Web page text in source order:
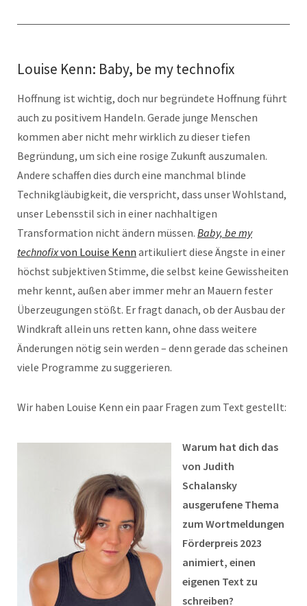
Louise Kenn: Baby, be my technofix
Hoffnung ist wichtig, doch nur begründete Hoffnung führt
auch zu positivem Handeln. Gerade junge Menschen
kommen aber nicht mehr wirklich zu dieser tiefen
Begründung, um sich eine rosige Zukunft auszumalen.
Andere schaffen dies durch eine manchmal blinde
Technikgläubigkeit, die verspricht, dass unser Wohlstand,
unser Lebensstil sich in einer nachhaltigen
Transformation nicht ändern müssen. Baby, be my
technofixvon Louise Kenn artikuliert diese Ängste in einer
höchst subjektiven Stimme, die selbst keine Gewissheiten
mehr kennt, außen aber immer mehr an Mauern fester
Überzeugungen stößt. Er fragt danach, ob der Ausbau der
Windkraft allein uns retten kann, ohne dass weitere
Änderungen nötig sein werden – denn gerade das scheinen
viele Programme zu suggerieren.
Wir haben Louise Kenn ein paar Fragen zum Text gestellt:
Warum hat dich das
von Judith
Schalansky
ausgerufene Thema
zum Wortmeldungen
Förderpreis 2023
animiert, einen
eigenen Text zu
schreiben?